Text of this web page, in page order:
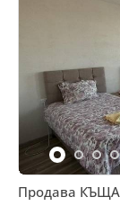
Продава